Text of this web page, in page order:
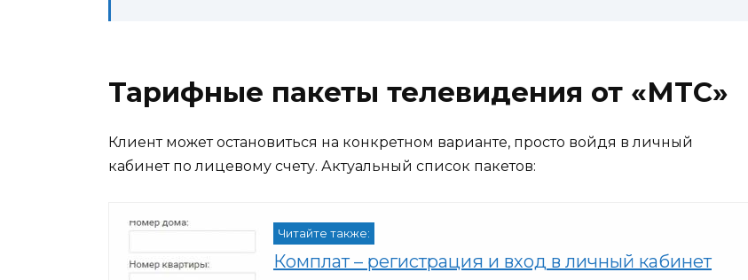
Тарифные пакеты телевидения от «МТС»
Клиент может остановиться на конкретном варианте, просто войдя в личный
кабинет по лицевому счету. Актуальный список пакетов:
Читайте также:
Комплат – регистрация и вход в личный кабинет